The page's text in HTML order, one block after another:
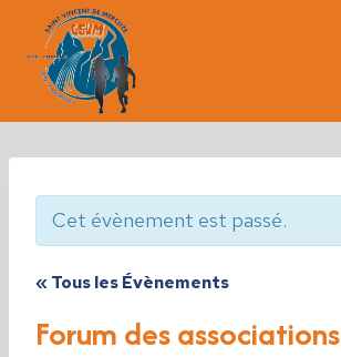
contenu
Cet évènement est passé.
« Tous les Évènements
Forum des associations